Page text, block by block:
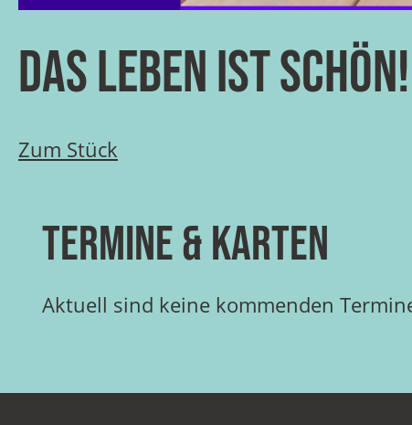
Das Leben ist
Zum Stück
Termine & Karten
Aktuell sind keine kommenden